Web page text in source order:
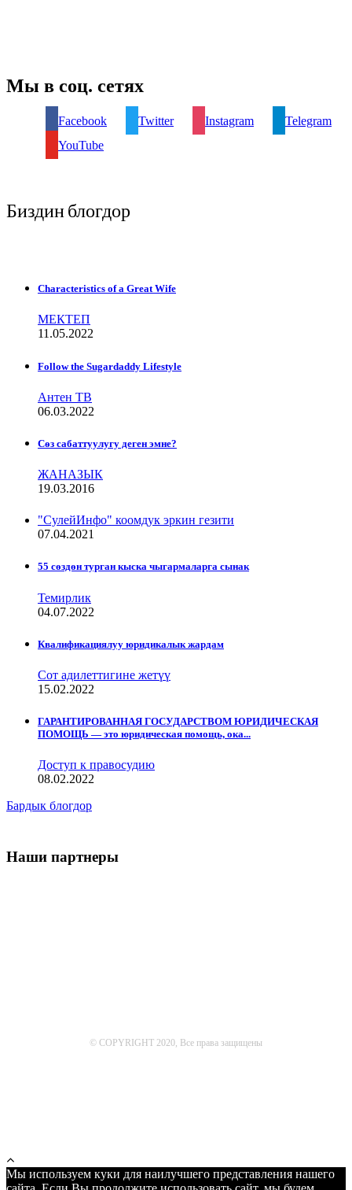
Мы в соц. сетях
Facebook Twitter Instagram
Telegram
YouTube
Биздин блогдор
Characteristics of a Great Wife
МЕКТЕП
11.05.2022
Follow the Sugardaddy Lifestyle
Антен ТВ
06.03.2022
Сѳз сабаттуулугу деген эмне?
ЖАНАЗЫК
19.03.2016
"СулейИнфо" коомдук эркин гезити
07.04.2021
55 сөздөн турган кыска чыгармаларга сынак
Темирлик
04.07.2022
Квалификациялуу юридикалык жардам
Сот адилеттигине жетүү
15.02.2022
ГАРАНТИРОВАННАЯ ГОСУДАРСТВОМ ЮРИДИЧЕСКАЯ
ПОМОЩЬ — это юридическая помощь, ока...
Доступ к правосудию
08.02.2022
Бардык блогдор
Наши партнеры
© COPYRIGHT 2020, Все права защищены
Мы используем куки для наилучшего представления нашего